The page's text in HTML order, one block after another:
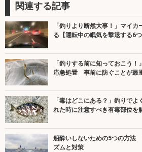
関連する記事
「釣りより断然大事！」マイ
る【運転中の眠気を撃退する6つ
「釣りする前に知っておこう
応急処置 事前に防ぐことが最
「毒はどこにある？」釣りで
れた時に注意すべき有毒部位を
船酔いしないための5つの方法
ズムと対策